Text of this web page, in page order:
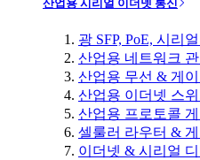
산업용 시리얼 이더넷 통신
광 SFP, PoE, 시리
산업용 네트워크
산업용 무선 & 게이
산업용 이더넷 스
산업용 프로토콜 게
셀룰러 라우터 & 게
이더넷 & 시리얼